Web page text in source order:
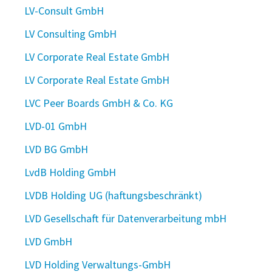
LV-Consult GmbH
LV Consulting GmbH
LV Corporate Real Estate GmbH
LV Corporate Real Estate GmbH
LVC Peer Boards GmbH & Co. KG
LVD-01 GmbH
LVD BG GmbH
LvdB Holding GmbH
LVDB Holding UG (haftungsbeschränkt)
LVD Gesellschaft für Datenverarbeitung mbH
LVD GmbH
LVD Holding Verwaltungs-GmbH